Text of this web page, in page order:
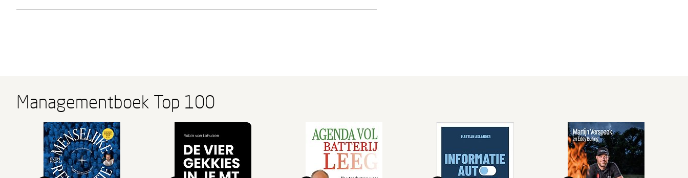
Managementboek Top 100